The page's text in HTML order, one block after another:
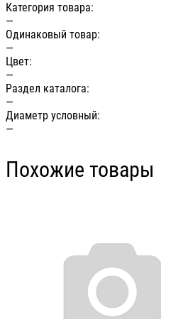
Категория товара:
—
Одинаковый товар:
—
Цвет:
—
Раздел каталога:
—
Диаметр условный:
—
Похожие товары